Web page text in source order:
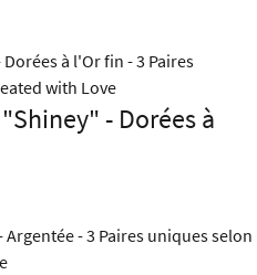
- Dorées à